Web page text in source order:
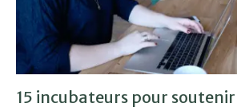
15 incubateurs pour